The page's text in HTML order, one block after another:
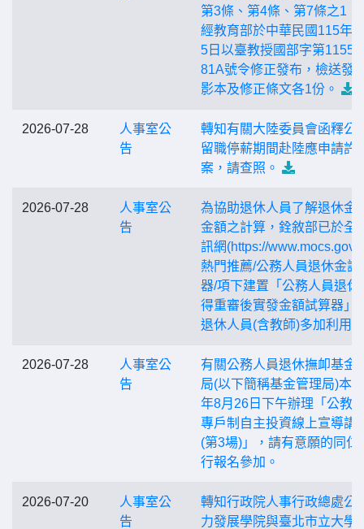
第3條、第4條、第7條之1，
經教育部於中華民國115年7
5日以臺教授國部字第
81A號令修正發布，檢送發
影本及修正條文各1份。
2026-07-28
人事室公
告
轉知有關大陸委員會函釋公
留職停薪期間赴陸應申請許
案，請查照。
2026-07-28
人事室公
告
為協助退休人員了解退休金
金額之計算，銓敘部已於全
訊網(https://
熱門推薦/公務人員退休金試
器/項下建置「公務人員退休
得重審後實發金額試算器」
退休人員(含教師)多加利用。
2026-07-28
人事室公
告
有關公務人員退休撫卹基金
局(以下簡稱基金管理局)本
年8月26日下午辦理「公教
專戶制自主投資線上宣導講
(第3場)」，請有意願的同仁
行報名參加。
2026-07-20
人事室公
告
轉知行政院人事行政總處公
力發展學院與臺北市立大學